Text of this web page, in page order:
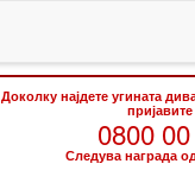
Доколку најдете угината
0800
Следува награда